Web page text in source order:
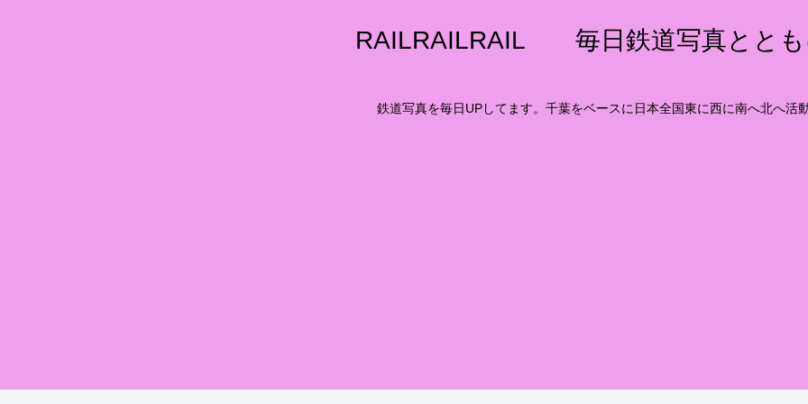
RAILRAILRAIL 毎日鉄道写真ととも
鉄道写真を毎日UPしてます。千葉をベースに日本全国東に西に南へ北へ活